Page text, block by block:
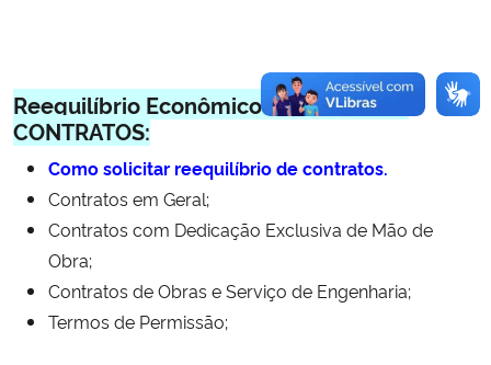
Gabinete de Segurança Institucional
Banco Central do Brasil
Planalto
Reequilíbrio Econômico Financeiro de
CONTRATOS:
Como solicitar reequilíbrio de contratos.
Contratos em Geral;
Contratos com Dedicação Exclusiva de Mão de
Obra;
Contratos de Obras e Serviço de Engenharia;
Termos de Permissão;